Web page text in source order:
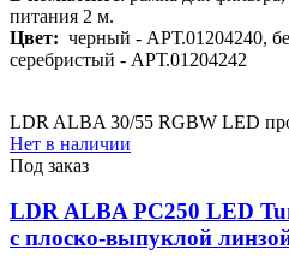
питания 2 м.
Цвет: черный - АРТ.01204240,
серебристый - АРТ.01204242
LDR ALBA 30/55 RGBW LED
Нет в наличии
Под заказ
LDR ALBA PC250 LED
с плоско-выпуклой